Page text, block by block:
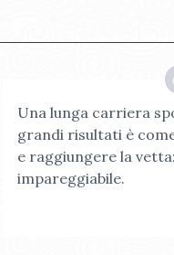
Una lunga carriera
grandi risultati è
e raggiungere la
impareggiabile.